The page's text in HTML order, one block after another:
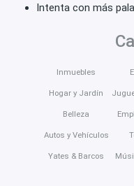
Intenta con más
Inmuebles
Hogar y Jardín
Belleza
Autos y Vehículos
Yates & Barcos